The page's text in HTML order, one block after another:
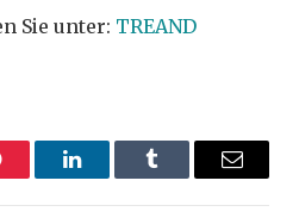
Sie unter: TREAND
LinkedInTumblr Email